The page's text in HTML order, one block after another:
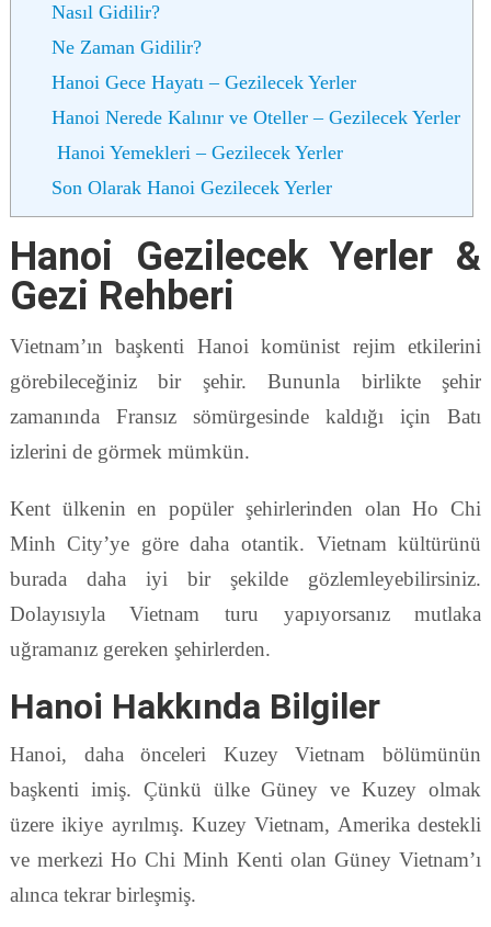
Nasıl Gidilir?
Ne Zaman Gidilir?
Hanoi Gece Hayatı – Gezilecek Yerler
Hanoi Nerede Kalınır ve Oteller – Gezilecek Yerler
Hanoi Yemekleri – Gezilecek Yerler
Son Olarak Hanoi Gezilecek Yerler
Hanoi Gezilecek Yerler &
Gezi Rehberi
Vietnam’ın başkenti Hanoi komünist rejim etkilerini
görebileceğiniz bir şehir. Bununla birlikte şehir
zamanında Fransız sömürgesinde kaldığı için Batı
izlerini de görmek mümkün.
Kent ülkenin en popüler şehirlerinden olan Ho Chi
Minh City’ye göre daha otantik. Vietnam kültürünü
burada daha iyi bir şekilde gözlemleyebilirsiniz.
Dolayısıyla Vietnam turu yapıyorsanız mutlaka
uğramanız gereken şehirlerden.
Hanoi Hakkında Bilgiler
Hanoi, daha önceleri Kuzey Vietnam bölümünün
başkenti imiş. Çünkü ülke Güney ve Kuzey olmak
üzere ikiye ayrılmış. Kuzey Vietnam, Amerika destekli
ve merkezi Ho Chi Minh Kenti olan Güney Vietnam’ı
alınca tekrar birleşmiş.